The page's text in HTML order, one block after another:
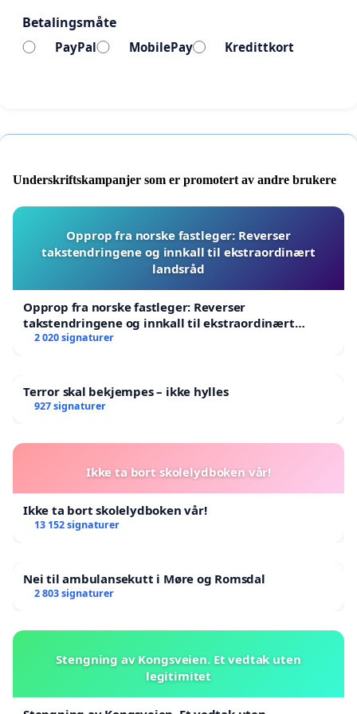
Dette handler ikke om mindre regulering.
Det handler om smartere regulering.
Klasse 1 – Standard elsparkesykkel
13 års aldersgrense
Maks 20 km/t
Viderefører dagens hovedregler
Krav om ansvarsforsikring
Hjelmpåbud for personer under 15 år
Grunnleggende tekniske sikkerhetskrav
Klasse 2 – Registrert lett elscooter
Krav om mopedførerbevis eller førerkort
klasse B
Registreringsplikt
Hjelmpåbud
Ikke tillatt på fortau
Strengere tekniske krav til:
stabilitet
demping
hjul og dekk
kjøretøykonstruksjon
Klasse 3 – Tungt elektrisk ståkjøretøy
Betalingsmåte
PayPal MobilePay Kredittkort
Underskriftskampanjer som er promotert av andre brukere
Opprop fra norske fastleger: Reverser
takstendringene og innkall til ekstraordinært
landsråd
Opprop fra norske fastleger: Reverser
takstendringene og innkall til ekstraordinært
landsråd
2 020 signaturer
Terror skal bekjempes – ikke hylles
927 signaturer
Ikke ta bort skolelydboken vår!
Ikke ta bort skolelydboken vår!
13 152 signaturer
Nei til ambulansekutt i Møre og Romsdal
2 803 signaturer
Stengning av Kongsveien. Et vedtak uten
legitimitet